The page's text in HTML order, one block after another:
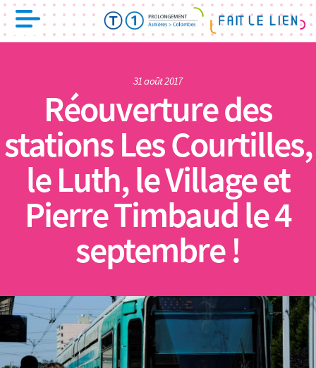
31 août 2017
Réouverture des
stations Les Courtilles,
le Luth, le Village et
Pierre Timbaud le 4
septembre !